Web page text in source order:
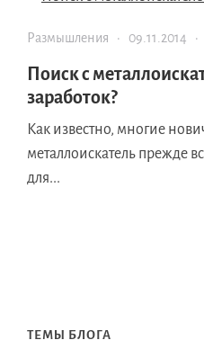
Размышления · 09.11.2014 ·
Поиск с
заработок?
Как известно, многие
металлоискатель прежде
для...
ТЕМЫ БЛОГА